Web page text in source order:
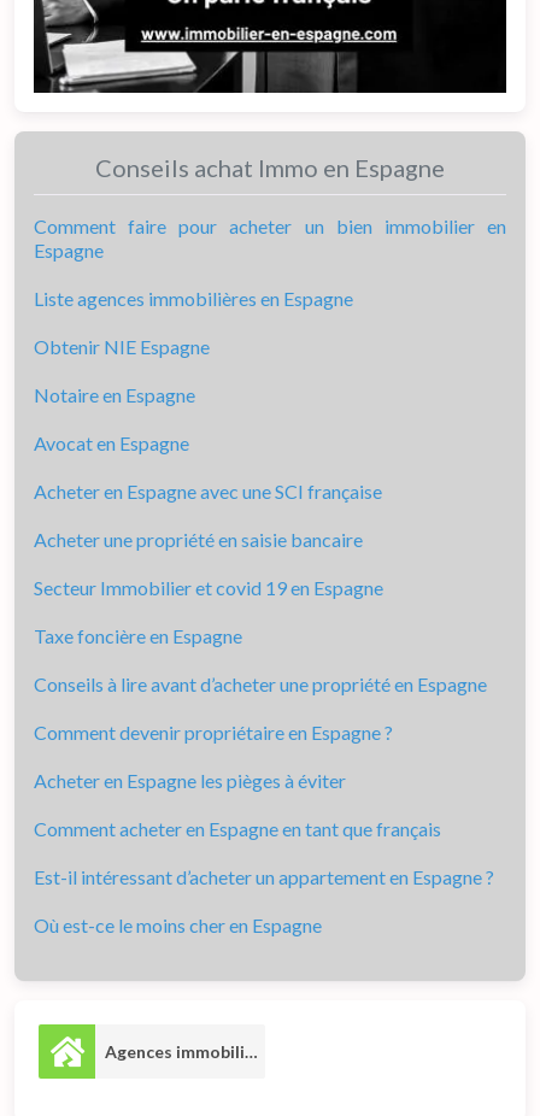
Conseils achat Immo en Espagne
Comment faire pour acheter un bien immobilier en
Espagne
Liste agences immobilières en Espagne
Obtenir NIE Espagne
Notaire en Espagne
Avocat en Espagne
Acheter en Espagne avec une SCI française
Acheter une propriété en saisie bancaire
Secteur Immobilier et covid 19 en Espagne
Taxe foncière en Espagne
Conseils à lire avant d’acheter une propriété en Espagne
Comment devenir propriétaire en Espagne ?
Acheter en Espagne les pièges à éviter
Comment acheter en Espagne en tant que français
Est-il intéressant d’acheter un appartement en Espagne ?
Où est-ce le moins cher en Espagne
Agences immobilières